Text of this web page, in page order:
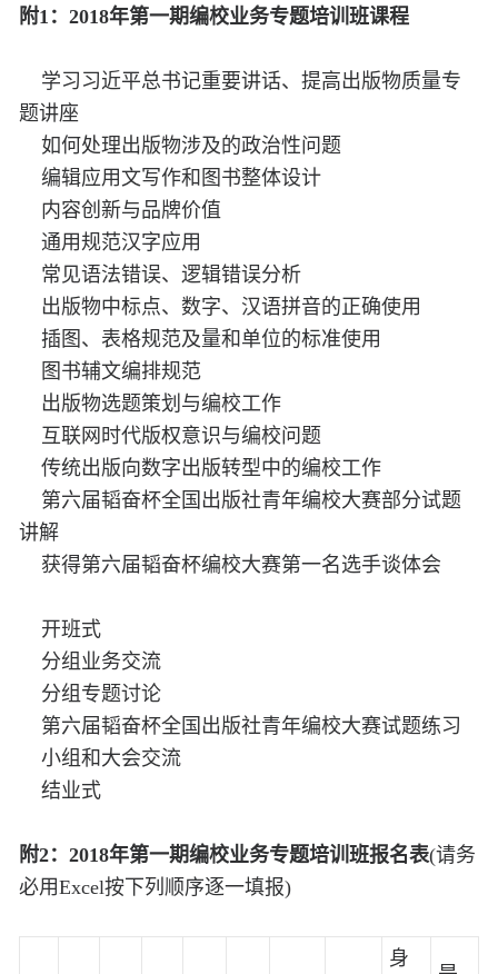
附1：2018年第一期编校业务专题培训班课程
学习习近平总书记重要讲话、提高出版物质量专
题讲座
如何处理出版物涉及的政治性问题
编辑应用文写作和图书整体设计
内容创新与品牌价值
通用规范汉字应用
常见语法错误、逻辑错误分析
出版物中标点、数字、汉语拼音的正确使用
插图、表格规范及量和单位的标准使用
图书辅文编排规范
出版物选题策划与编校工作
互联网时代版权意识与编校问题
传统出版向数字出版转型中的编校工作
第六届韬奋杯全国出版社青年编校大赛部分试题
讲解
获得第六届韬奋杯编校大赛第一名选手谈体会
开班式
分组业务交流
分组专题讨论
第六届韬奋杯全国出版社青年编校大赛试题练习
小组和大会交流
结业式
附2：2018年第一期编校业务专题培训班报名表(请务
必用Excel按下列顺序逐一填报)
身